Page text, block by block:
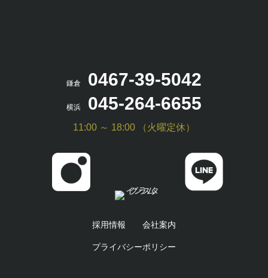
鎌倉 0467-39-5042
横浜 045-264-6655
11:00 ～ 18:00 （火曜定休）
採用情報 会社案内
プライバシーポリシー